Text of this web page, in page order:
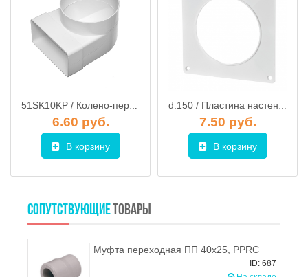
51SK10KP / Колено-переход для плоских воздуховодов 55х110мм / d.100мм, STORM
6.60 руб.
В корзину
d.150 / Пластина настенная для круглых каналов d.150, VENTS
7.50 руб.
В корзину
СОПУТСТВУЮЩИЕ ТОВАРЫ
Муфта переходная ПП 40х25, PPRC
ID: 687